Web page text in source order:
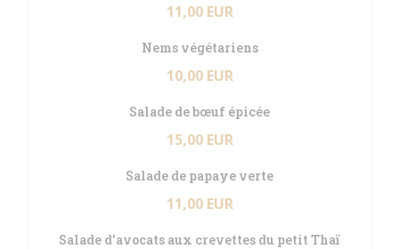
11,00 EUR
Nems végétariens
10,00 EUR
Salade de bœuf épicée
15,00 EUR
Salade de papaye verte
11,00 EUR
Salade d'avocats aux crevettes du petit Thaï